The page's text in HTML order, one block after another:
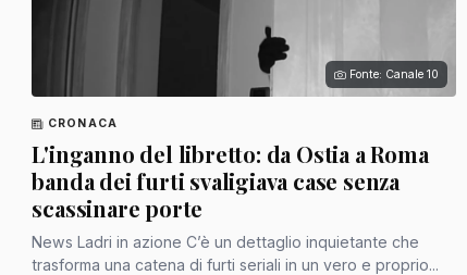
Fonte: Canale 10
CRONACA
L'inganno del libretto: da Ostia a Roma
banda dei furti svaligiava case senza
scassinare porte
News Ladri in azione C’è un dettaglio inquietante che
trasforma una catena di furti seriali in un vero e proprio...